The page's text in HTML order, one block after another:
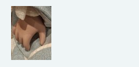
lamp/luchter
speelgoed
zilverwerk